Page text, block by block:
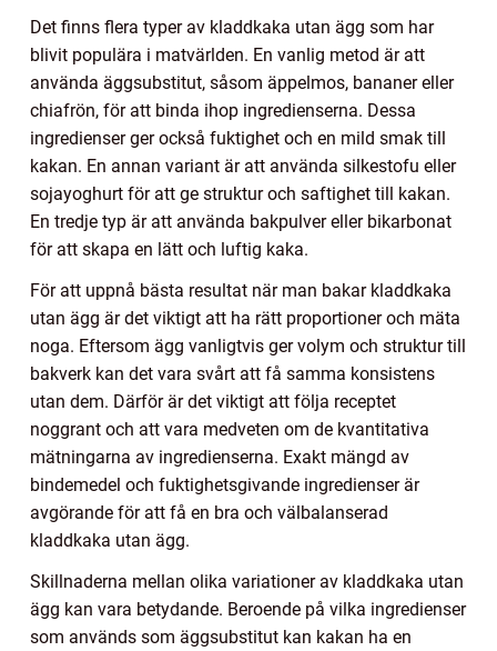
Det finns flera typer av kladdkaka utan ägg som har
blivit populära i matvärlden. En vanlig metod är att
använda äggsubstitut, såsom äppelmos, bananer eller
chiafrön, för att binda ihop ingredienserna. Dessa
ingredienser ger också fuktighet och en mild smak till
kakan. En annan variant är att använda silkestofu eller
sojayoghurt för att ge struktur och saftighet till kakan.
En tredje typ är att använda bakpulver eller bikarbonat
för att skapa en lätt och luftig kaka.
För att uppnå bästa resultat när man bakar kladdkaka
utan ägg är det viktigt att ha rätt proportioner och mäta
noga. Eftersom ägg vanligtvis ger volym och struktur till
bakverk kan det vara svårt att få samma konsistens
utan dem. Därför är det viktigt att följa receptet
noggrant och att vara medveten om de kvantitativa
mätningarna av ingredienserna. Exakt mängd av
bindemedel och fuktighetsgivande ingredienser är
avgörande för att få en bra och välbalanserad
kladdkaka utan ägg.
Skillnaderna mellan olika variationer av kladdkaka utan
ägg kan vara betydande. Beroende på vilka ingredienser
som används som äggsubstitut kan kakan ha en